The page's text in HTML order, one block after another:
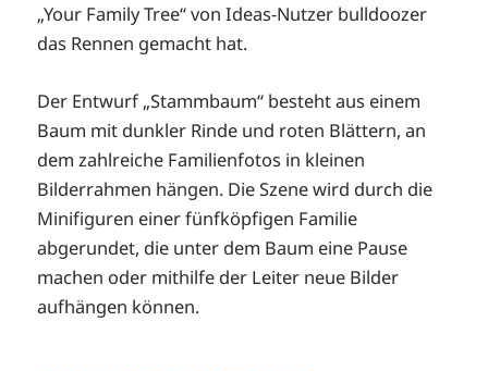
„Your Family Tree“ von Ideas-Nutzer bulldoozer
das Rennen gemacht hat.
Der Entwurf „Stammbaum“ besteht aus einem
Baum mit dunkler Rinde und roten Blättern, an
dem zahlreiche Familienfotos in kleinen
Bilderrahmen hängen. Die Szene wird durch die
Minifiguren einer fünfköpfigen Familie
abgerundet, die unter dem Baum eine Pause
machen oder mithilfe der Leiter neue Bilder
aufhängen können.